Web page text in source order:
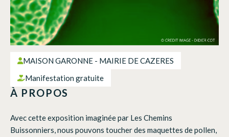
MAISON GARONNE - MAIRIE DE CAZERES
Manifestation gratuite
À PROPOS
Avec cette exposition imaginée par Les Chemins
Buissonniers, nous pouvons toucher des maquettes de pollen,